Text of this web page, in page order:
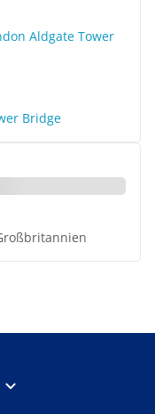
Aldgate Tower
Bridge